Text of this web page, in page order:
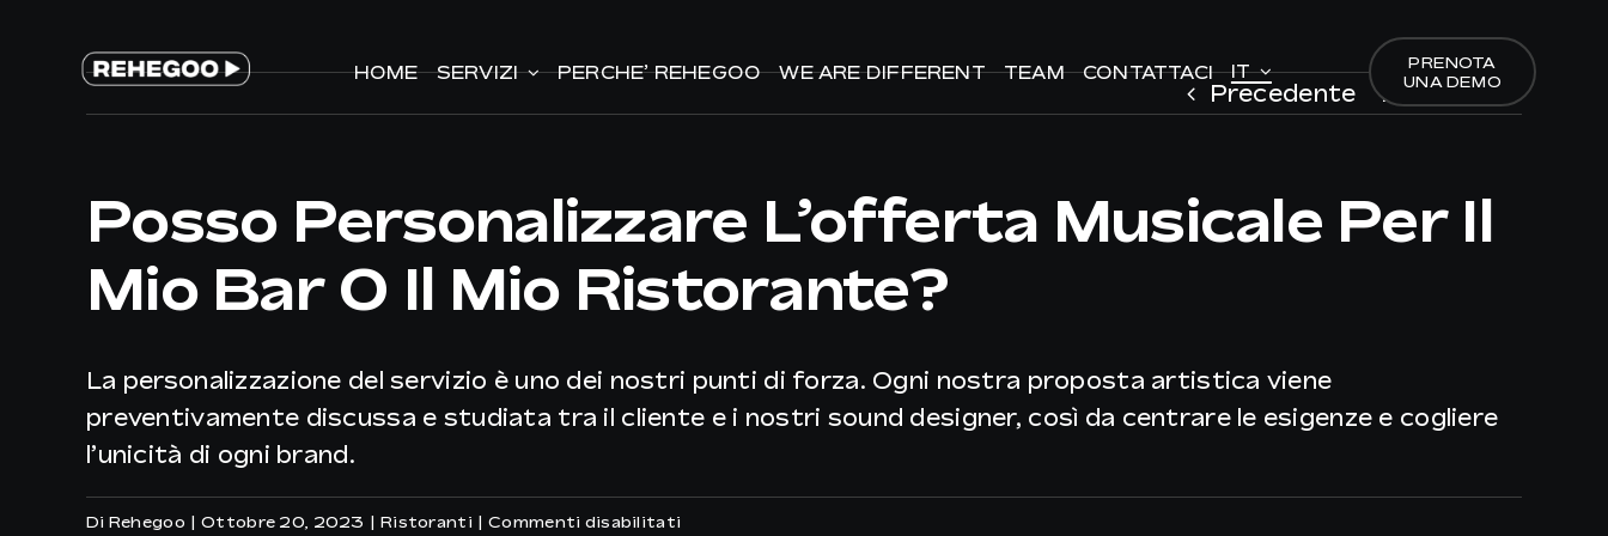
contenuto
HOME SERVIZI PERCHE’ REHEGOO WE ARE DIFFERENT TEAM CONTATTACI IT
PRENOTA
UNA DEMO
HOME SERVIZI PERCHE’ REHEGOO WE ARE DIFFERENT TEAM CONTATTACI IT
PRENOTA
UNA DEMO
Precedente Prossimo
Posso Personalizzare L’offerta Musicale Per Il
Mio Bar O Il Mio Ristorante?
La personalizzazione del servizio è uno dei nostri punti di forza. Ogni nostra proposta artistica viene
preventivamente discussa e studiata tra il cliente e i nostri sound designer, così da centrare le esigenze e cogliere
l’unicità di ogni brand.
Di Rehegoo | Ottobre 20, 2023 | Ristoranti | Commenti disabilitati